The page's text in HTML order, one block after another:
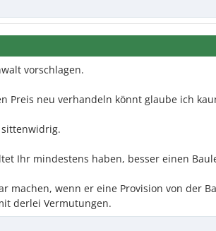
vorschlagen.
Preis neu verhandeln könnt glaube ich
Ihr mindestens haben, besser einen
machen, wenn er eine Provision von der
derlei Vermutungen.